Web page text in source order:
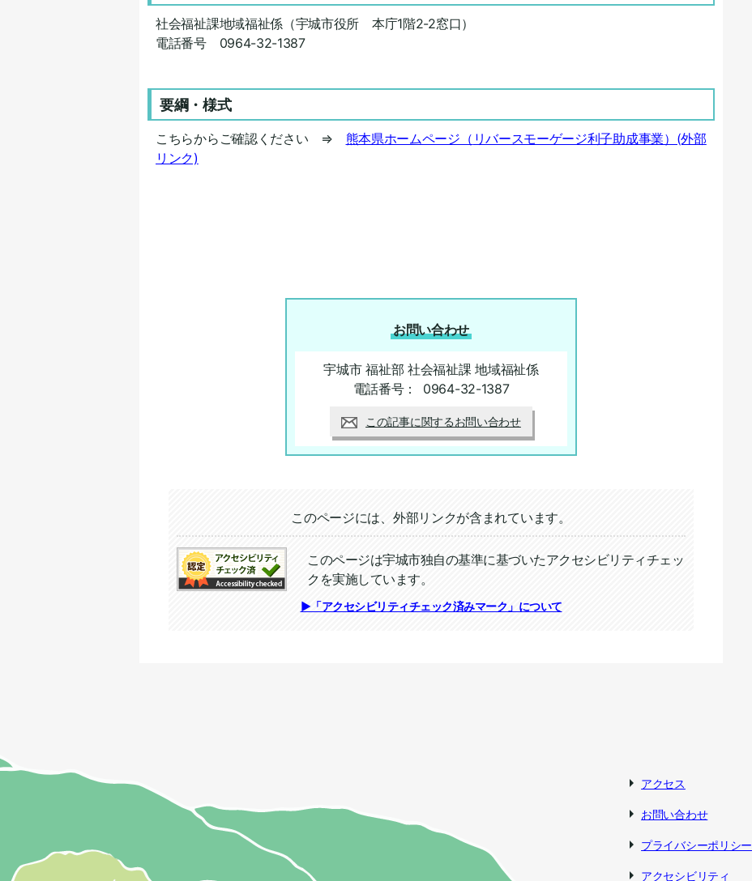
社会福祉課地域福祉係（宇城市役所 本庁1階2-2窓口）
電話番号 0964-32-1387
要綱・様式
こちらからご確認ください ⇒ 熊本県ホームページ（ リバースモーゲージ利子助成事業）(外部
リンク)
お問い合わせ
宇城市 福祉部 社会福祉課 地域福祉係
電話番号：
0964-32-1387
この記事に関するお問い合わせ
追加情報：外部リンクこのページには、外部リンクが含まれています。
追加情報：アクセシビリティチェック
このページは宇城市独自の基準に基づいたアクセシビリティチェッ
クを実施しています。
▶「アクセシビリティチェック済みマーク」について
アクセス
お問い合わせ
プライバシーポリシー
アクセシビリティ